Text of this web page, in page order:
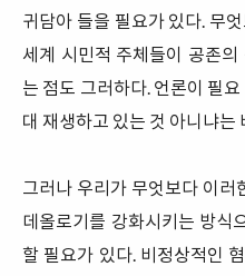
귀담아 들을 필요가 있다. 무
세계 시민적 주체들이 공존
는 점도 그러하다. 언론이 필
대 재생하고 있는 것 아니냐는
그러나 우리가 무엇보다 이러
데올로기를 강화시키는 방식
할 필요가 있다. 비정상적인